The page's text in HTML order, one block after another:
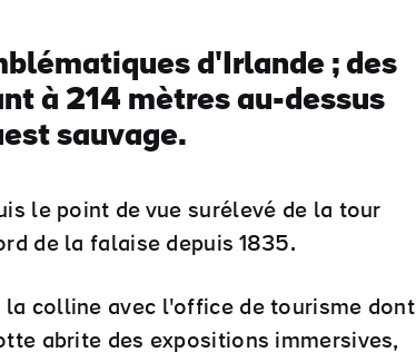
d'Irlande ; des
à 214 mètres au-dessus
sauvage.
le point de vue surélevé de la tour
de la falaise depuis 1835.
colline avec l'office de tourisme dont
abrite des expositions immersives,